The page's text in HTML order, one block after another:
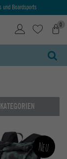
0
KATEGORIEN
Neu